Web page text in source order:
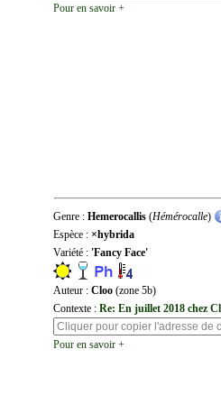
Pour en savoir +
Genre : Hemerocallis (Hémérocalle)
Espèce : ×hybrida
Variété : 'Fancy Face'
Auteur : Cloo (zone 5b)
Contexte : Re: En juillet 2018 chez
Pour en savoir +